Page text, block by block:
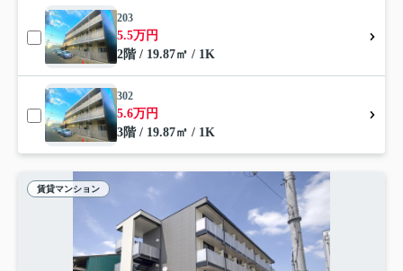
203
5.5万円
2階 / 19.87㎡ / 1K
302
5.6万円
3階 / 19.87㎡ / 1K
賃貸マンション